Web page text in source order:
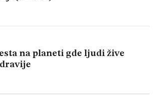
na planeti gde ljudi žive